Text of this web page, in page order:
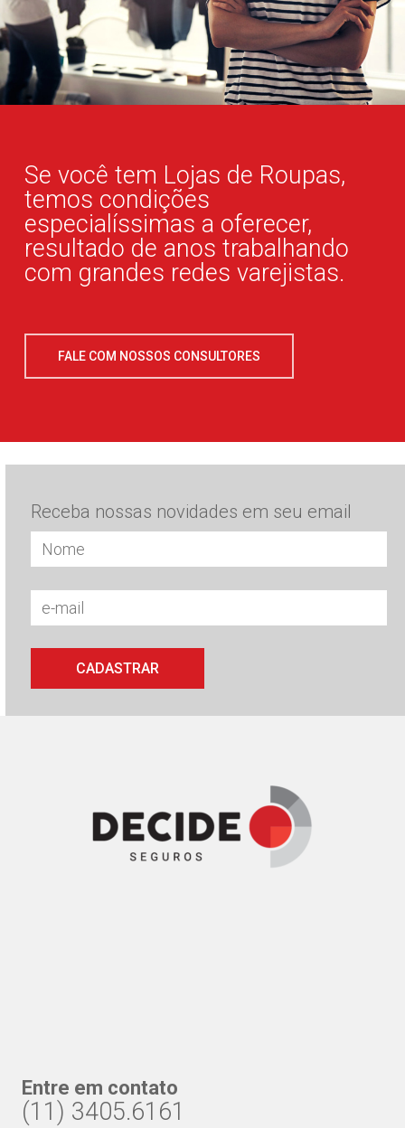
Se você tem Lojas de Roupas,
temos condições
especialíssimas a oferecer,
resultado de anos trabalhando
com grandes redes varejistas.
FALE COM NOSSOS CONSULTORES
Receba nossas novidades em seu email
Entre em contato
(11) 3405.6161